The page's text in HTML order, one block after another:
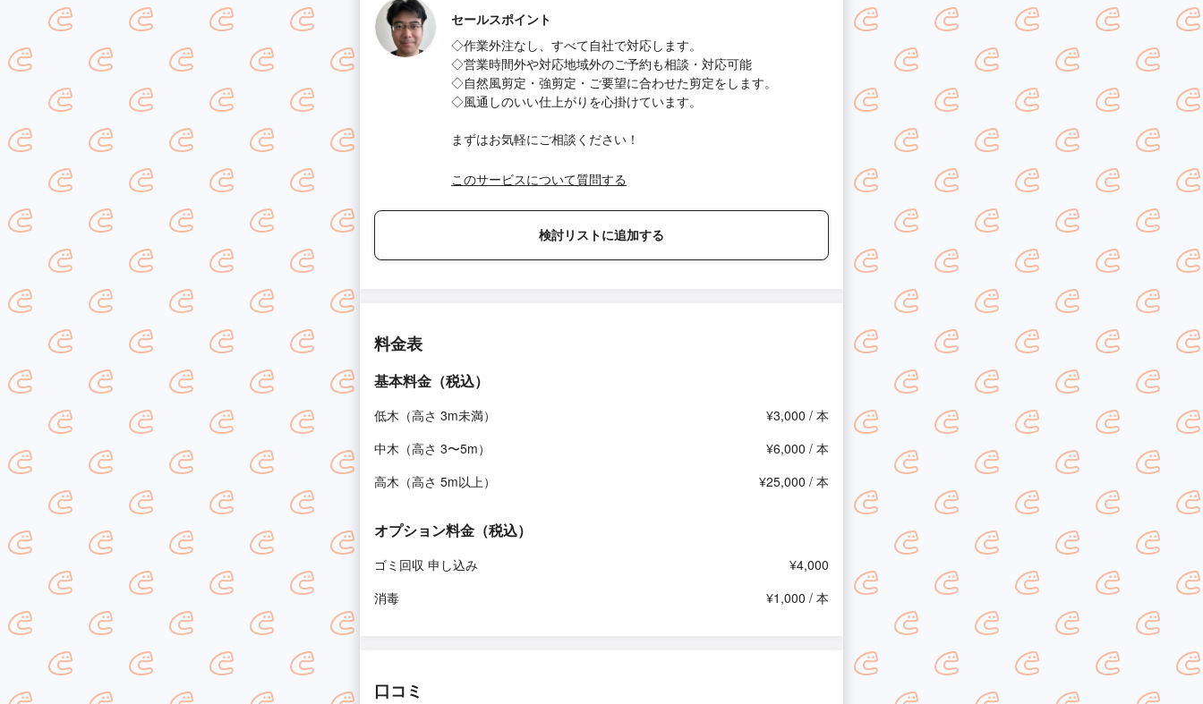
セールスポイント
◇作業外注なし、すべて自社で対応します。
◇営業時間外や対応地域外のご予約も相談・対応可能
◇自然風剪定・強剪定・ご要望に合わせた剪定をします。
◇風通しのいい仕上がりを心掛けています。
まずはお気軽にご相談ください！
このサービスについて質問する
検討リストに追加する
料金表
基本料金（税込）
低木（高さ 3m未満）
¥3,000 / 本
中木（高さ 3〜5m）
¥6,000 / 本
高木（高さ 5m以上）
¥25,000 / 本
オプション料金（税込）
ゴミ回収 申し込み
¥4,000
消毒
¥1,000 / 本
口コミ